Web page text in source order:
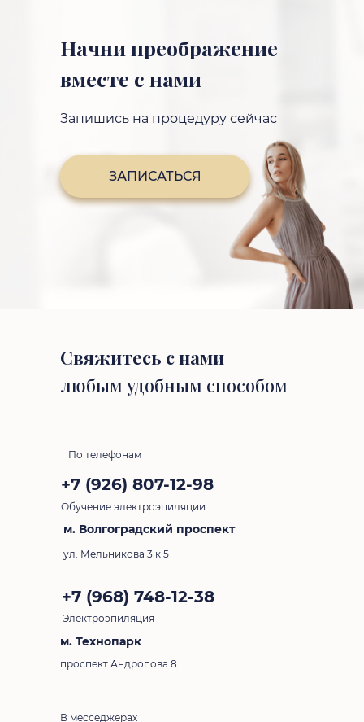
Начни преображение
вместе с нами
Запишись на процедуру сейчас
ЗАПИСАТЬСЯ
Свяжитесь с нами
любым удобным способом
По телефонам
В месседжерах
ул. Мельникова 3 к 5
+7 (968) 748-12-38
+7 (926) 807-12-98
м. Технопарк
м. Волгоградский проспект
проспект Андропова 8
Электроэпиляция
Обучение электроэпиляции